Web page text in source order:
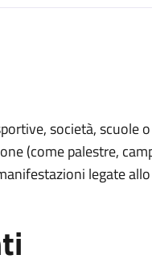
società, scuole
(come palestre,
legate